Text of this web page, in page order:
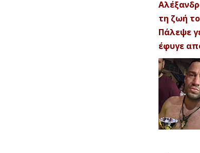
τη ζωή
Πάλεψε
έφυγε